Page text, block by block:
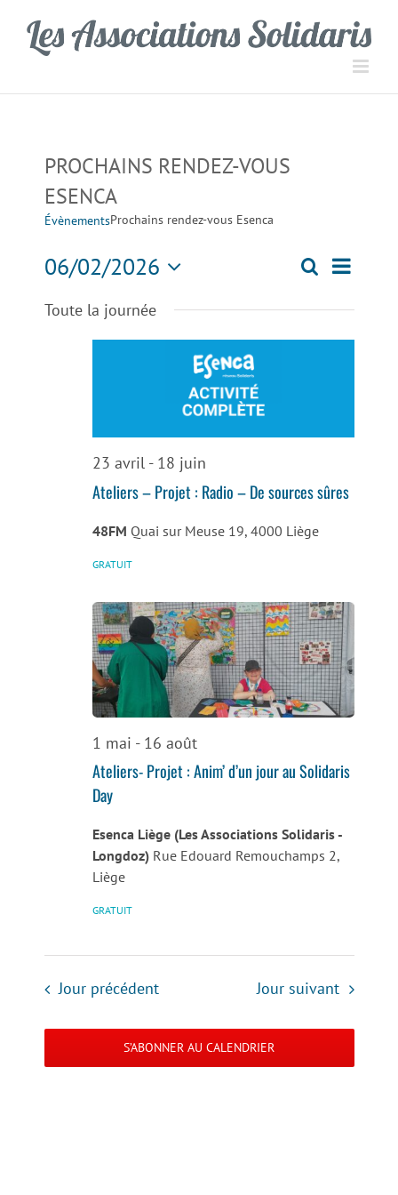
contenu
PROCHAINS RENDEZ-VOUS
ESENCA
ÉvènementsProchains rendez-vous Esenca
Recherche
vues
Recherche
vues
Jour
06/02/2026
une
Toute la journée
23 avril- 18 juin
Ateliers – Projet : Radio – De sources sûres
48FM Quai sur Meuse 19, 4000 Liège
GRATUIT
1 mai - 16 août
Ateliers- Projet : Anim’ d’un jour au Solidaris
Day
Esenca Liège (Les Associations Solidaris -
Longdoz) Rue Edouard Remouchamps 2,
Liège
GRATUIT
Jour précédent Jour suivant
S’ABONNER AU CALENDRIER